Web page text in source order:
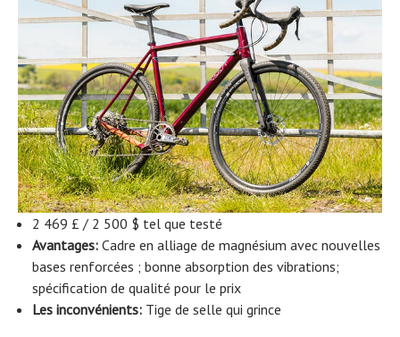
2 469 £ / 2 500 $ tel que testé
Avantages: Cadre en alliage de magnésium avec nouvelles
bases renforcées ; bonne absorption des vibrations;
spécification de qualité pour le prix
Les inconvénients: Tige de selle qui grince